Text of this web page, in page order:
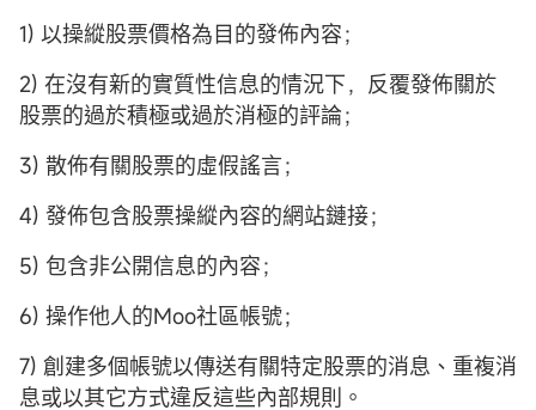
1) 以操縱股票價格為目的發佈內容；
2) 在沒有新的實質性信息的情況下，反覆發佈關於
股票的過於積極或過於消極的評論；
3) 散佈有關股票的虛假謠言；
4) 發佈包含股票操縱內容的網站鏈接；
5) 包含非公開信息的內容；
6) 操作他人的Moo社區帳號；
7) 創建多個帳號以傳送有關特定股票的消息、重複消
息或以其它方式違反這些內部規則。